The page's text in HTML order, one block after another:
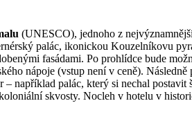
(UNESCO), jednoho z
palác, ikonickou Kouzelníkovu
fasádami. Po prohlídce bude
nápoje (vstup není v ceně).
– například palác, který si nechal
skvosty. Nocleh v hotelu v